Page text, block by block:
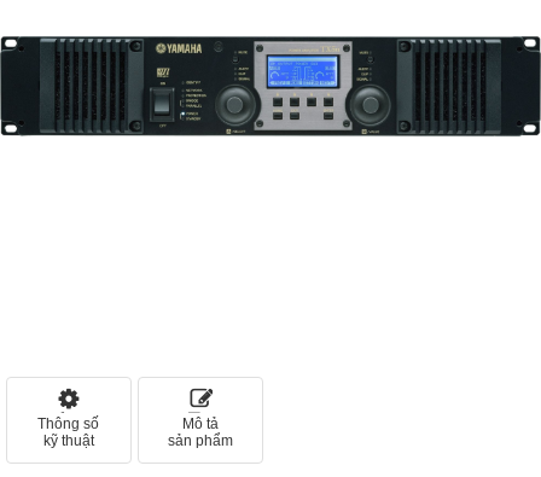
Thông số
kỹ thuật
Mô tả
sản phẩm